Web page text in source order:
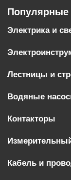
Популярные
Электрика и
Лестницы и
Водяные
Контакторы
Кабель и